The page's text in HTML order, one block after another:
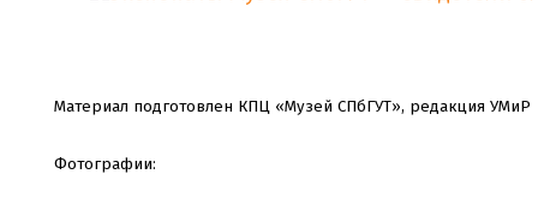
Материал подготовлен КПЦ «Музей СПбГУТ», редакция УМиР
Фотографии: